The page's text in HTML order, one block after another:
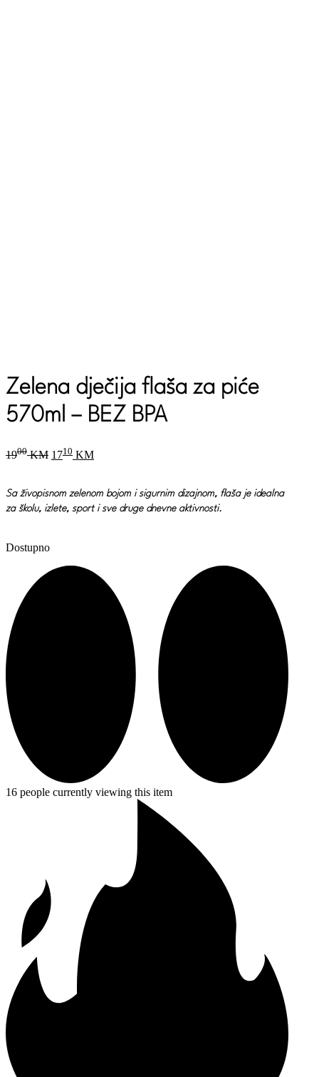
Zelena dječija flaša za piće
570ml – BEZ BPA
1900 KM Original
price
1900 KM.
1710 KMCurrent
price
1710 KM.
Sa živopisnom zelenom bojom i sigurnim dizajnom, flaša je idealna
za školu, izlete, sport i sve druge dnevne aktivnosti.
Dostupno
16 people currently viewing this item